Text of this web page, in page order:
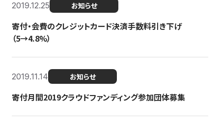
2019.12.25 お知らせ
寄付・会費のクレジットカード決済手数料引き下げ
（5→4.8%）
2019.11.14 お知らせ
寄付月間2019クラウドファンディング参加団体募集